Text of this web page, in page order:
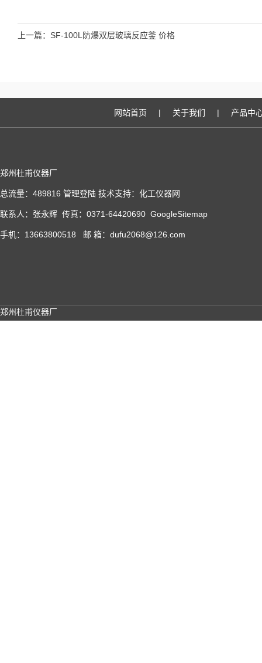
上一篇： SF-100L防爆双层玻璃反应釜 价格
网站首页 | 关于我们 | 产品中
郑州杜甫仪器厂
总流量：489816 管理登陆 技术支持： 化工仪器网
联系人：张永辉 传真：0371-64420690 GoogleSitemap
手机：13663800518 邮 箱：dufu2068@126.com
郑州杜甫仪器厂